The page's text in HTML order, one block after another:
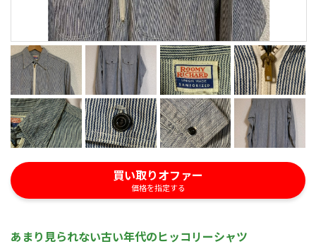
買い取りオファー
価格を指定する
あまり見られない古い年代のヒッコリーシャツ